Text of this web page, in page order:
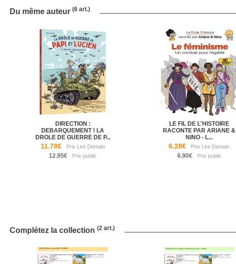
Du même auteur (6 art.)
DIRECTION :
DEBARQUEMENT ! LA
DROLE DE GUERRE DE P...
11.78€
12.95€
LE FIL DE L'HISTOIRE
RACONTE PAR ARIANE &
NINO - L...
6.28€
6.90€
Complétez la collection (2 art.)